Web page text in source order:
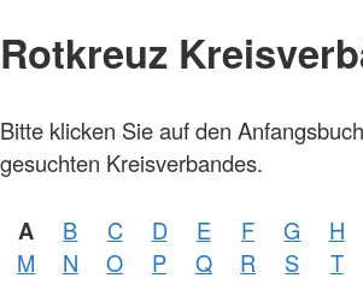
Rotkreuz
Bitte klicken Sie auf den
gesuchten Kreisverbandes.
A B C D E F G H
M
N O P Q R S T